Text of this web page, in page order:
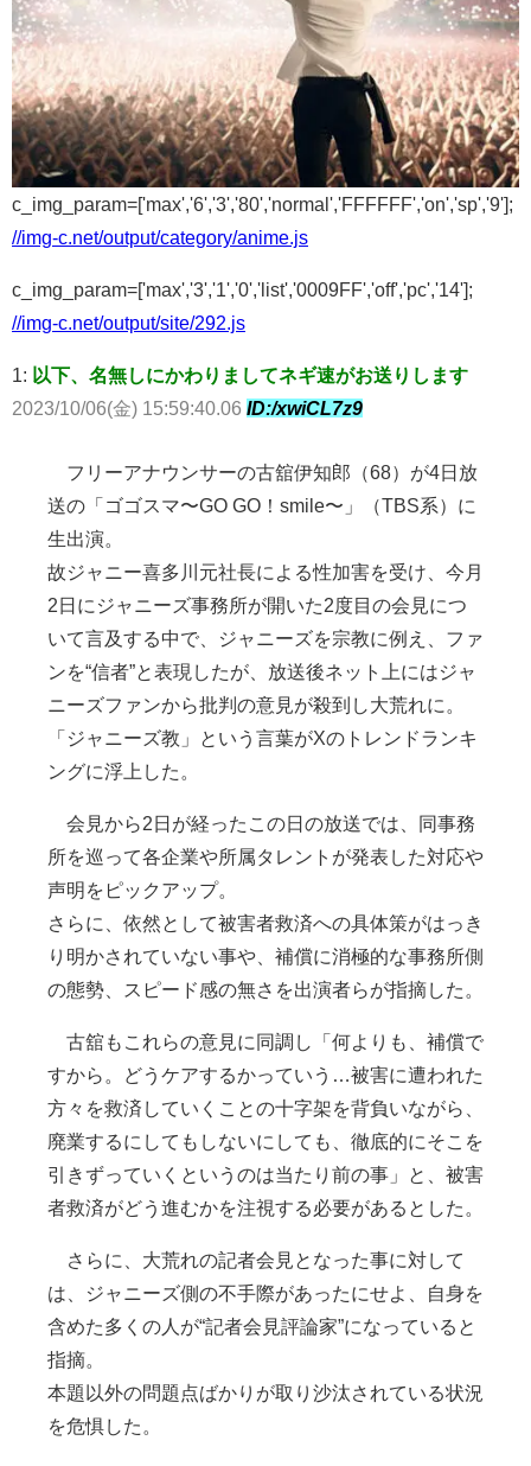
c_img_param=['max','6','3','80','normal','FFFFFF','on','sp','9'];
//img-c.net/output/category/anime.js
c_img_param=['max','3','1','0','list','0009FF','off','pc','14'];
//img-c.net/output/site/292.js
1: 以下、名無しにかわりましてネギ速がお送りします
2023/10/06(金) 15:59:40.06 ID:/xwiCL7z9
フリーアナウンサーの古舘伊知郎（68）が4日放
送の「ゴゴスマ〜GO GO！smile〜」（TBS系）に
生出演。
故ジャニー喜多川元社長による性加害を受け、今月
2日にジャニーズ事務所が開いた2度目の会見につ
いて言及する中で、ジャニーズを宗教に例え、ファ
ンを“信者”と表現したが、放送後ネット上にはジャ
ニーズファンから批判の意見が殺到し大荒れに。
「ジャニーズ教」という言葉がXのトレンドランキ
ングに浮上した。
会見から2日が経ったこの日の放送では、同事務
所を巡って各企業や所属タレントが発表した対応や
声明をピックアップ。
さらに、依然として被害者救済への具体策がはっき
り明かされていない事や、補償に消極的な事務所側
の態勢、スピード感の無さを出演者らが指摘した。
古舘もこれらの意見に同調し「何よりも、補償で
すから。どうケアするかっていう…被害に遭われた
方々を救済していくことの十字架を背負いながら、
廃業するにしてもしないにしても、徹底的にそこを
引きずっていくというのは当たり前の事」と、被害
者救済がどう進むかを注視する必要があるとした。
さらに、大荒れの記者会見となった事に対して
は、ジャニーズ側の不手際があったにせよ、自身を
含めた多くの人が“記者会見評論家”になっていると
指摘。
本題以外の問題点ばかりが取り沙汰されている状況
を危惧した。